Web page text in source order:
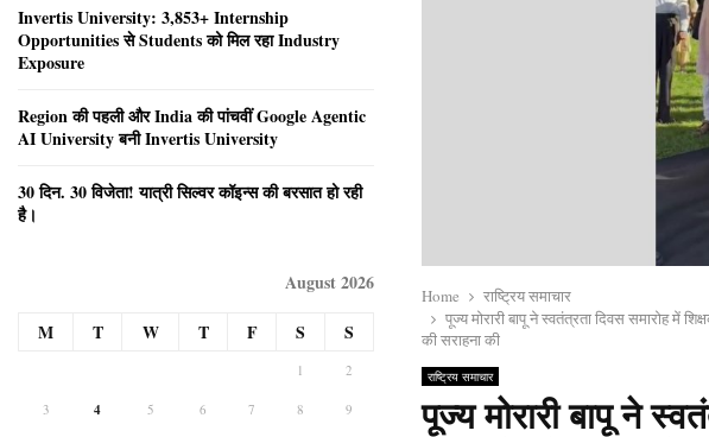
Home
राष्ट्रिय समाचार
पूज्य मोरारी बापू ने स्वतंत्रता दिवस समारोह
की सराहना की
राष्ट्रिय समाचार
पूज्य मोरारी बापू ने
Invertis University: 3,853+ Internship
Opportunities से Students को मिल रहा Industry
Exposure
Region की पहली और India की पांचवीं Google Agentic
AI University बनी Invertis University
30 दिन. 30 विजेता! यात्री सिल्वर कॉइन्स की बरसात हो रही
है।
August 2026
M
T W T F S S
1 2
3 4 5 6 7 8 9